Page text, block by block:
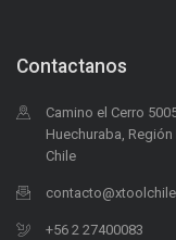
Contactanos
Camino el Cerro
Huechuraba,
Chile
+56 2 27400083